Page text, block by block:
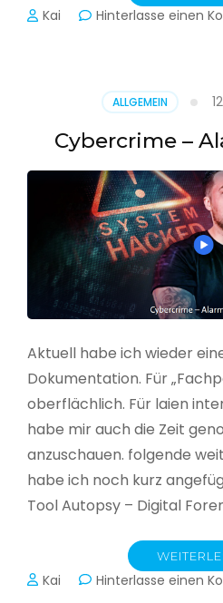
Kai Hinterlasse einen
ALLGEMEIN
Cybercrime –
Aktuell habe ich wieder
Dokumentation. Für
oberflächlich. Für laien
habe mir auch die Zeit
anzuschauen. folgende
habe ich noch kurz
Tool Autopsy – Digital
Kai Hinterlasse einen